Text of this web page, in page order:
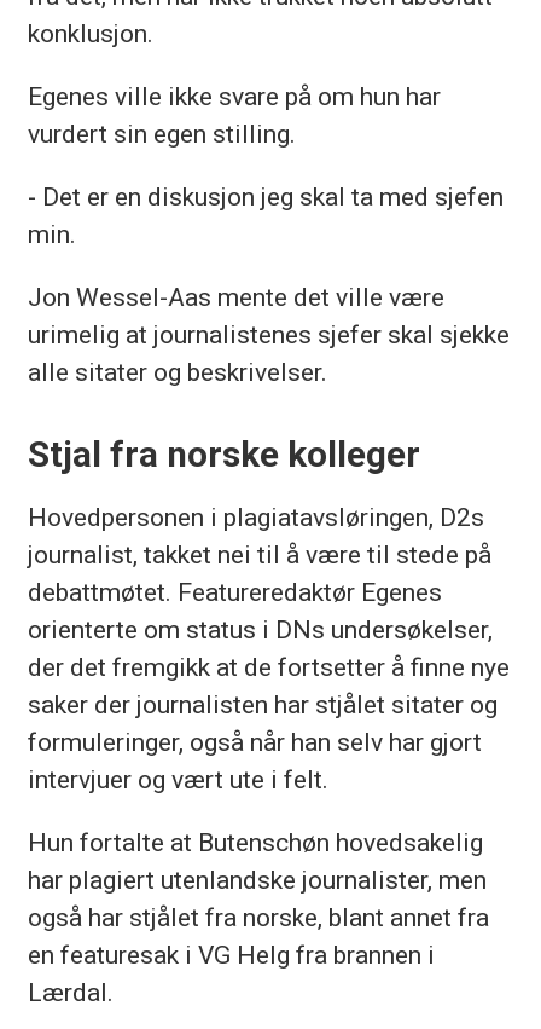
konklusjon.
Egenes ville ikke svare på om hun har
vurdert sin egen stilling.
- Det er en diskusjon jeg skal ta med sjefen
min.
Jon Wessel-Aas mente det ville være
urimelig at journalistenes sjefer skal sjekke
alle sitater og beskrivelser.
Stjal fra norske kolleger
Hovedpersonen i plagiatavsløringen, D2s
journalist, takket nei til å være til stede på
debattmøtet. Featureredaktør Egenes
orienterte om status i DNs undersøkelser,
der det fremgikk at de fortsetter å finne nye
saker der journalisten har stjålet sitater og
formuleringer, også når han selv har gjort
intervjuer og vært ute i felt.
Hun fortalte at Butenschøn hovedsakelig
har plagiert utenlandske journalister, men
også har stjålet fra norske, blant annet fra
en featuresak i VG Helg fra brannen i
Lærdal.